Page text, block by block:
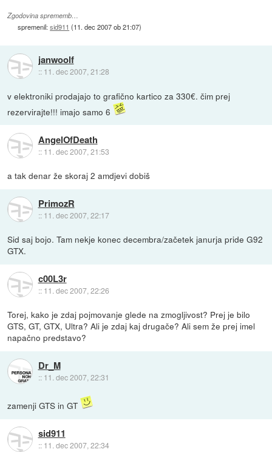
Zgodovina sprememb…
spremenil:sid911 (11. dec 2007 ob 21:07)
janwoolf
:: 11. dec 2007, 21:28
v elektroniki prodajajo to grafično kartico za 330€. čim prej
rezervirajte!!! imajo samo 6
AngelOfDeath
:: 11. dec 2007, 21:53
a tak denar že skoraj 2 amdjevi dobiš
PrimozR
:: 11. dec 2007, 22:17
Sid saj bojo. Tam nekje konec decembra/začetek janurja pride G92
GTX.
c00L3r
:: 11. dec 2007, 22:26
Torej, kako je zdaj pojmovanje glede na zmogljivost? Prej je bilo
GTS, GT, GTX, Ultra? Ali je zdaj kaj drugače? Ali sem že prej imel
napačno predstavo?
Dr_M
:: 11. dec 2007, 22:31
zamenji GTS in GT
sid911
:: 11. dec 2007, 22:34